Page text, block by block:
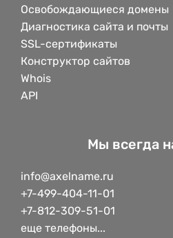
Освобождающиеся домены
Диагностика сайта и почты
SSL-сертификаты
Конструктор сайтов
Whois
API
Мы всегда
info@axelname.ru
+7-499-404-11-01
+7-812-309-51-01
еще телефоны...